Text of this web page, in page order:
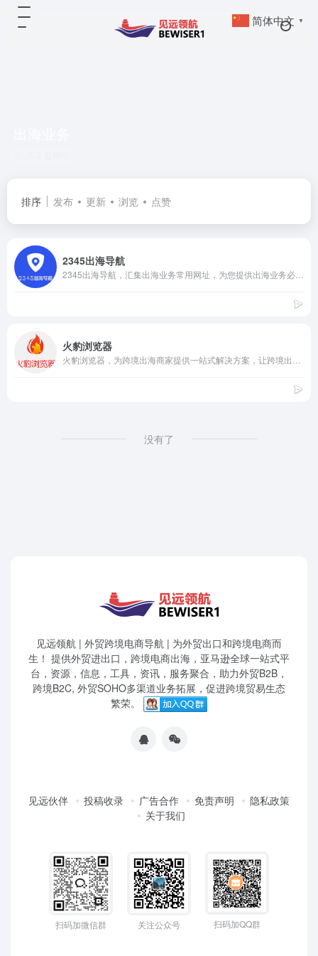
排序 发布 更新 浏览 点赞
2345出海导航
火豹浏览器
没有了
见远领航 | 外贸跨境电商导航 | 为外贸出口和跨境电商而
生！ 提供外贸进出口，跨境电商出海，亚马逊全球一站式平
台，资源，信息，工具，资讯，服务聚合，助力外贸B2B，
跨境B2C, 外贸SOHO多渠道业务拓展，促进跨境贸易生态
繁荣。
见远伙伴 投稿收录 广告合作 免责声明
隐私政策
关于我们
扫码加微信群 关注公众号 扫码加QQ群
简体中文 ▼